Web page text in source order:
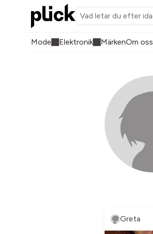
Mode Elektronik MärkenOm oss
Greta